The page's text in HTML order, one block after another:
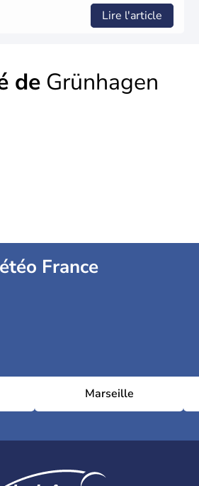
Lire l'article
de Grünhagen
France
Marseille